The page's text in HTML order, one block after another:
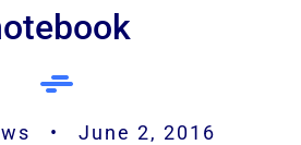
• June 2, 2016